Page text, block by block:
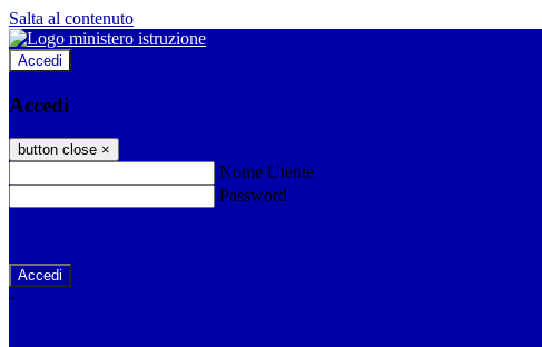
Salta al contenuto
Accedi
Accedi
button close ×
Nome Utente
Password
-